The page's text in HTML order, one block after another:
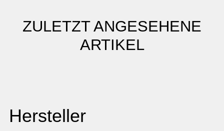
ZULETZT ANGESEHENE
ARTIKEL
Hersteller